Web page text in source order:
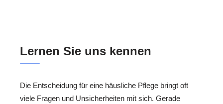
Lernen Sie uns kennen
Die Entscheidung für eine häusliche Pflege bringt oft
viele Fragen und Unsicherheiten mit sich. Gerade